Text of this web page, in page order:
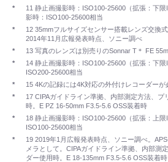
*
11 静止画撮影時：ISO100-25600（拡張：下
影時：ISO100-25600相当
*
12 35mmフルサイズセンサー搭載レンズ交換
2014年11月広報発表時点、ソニー調べ
*
13 写真のレンズは別売りのSonnar T＊ FE
*
14 静止画撮影時：ISO100-25600（拡張：下限
ISO200-25600相当
*
15 4Kの記録には4K対応の外付けレコーダーが
*
17 CIPAガイドライン準拠、内部測定方法、プ
時。E PZ 16-50mm F3.5-5.6 OSS装着時
*
18 静止画撮影時：ISO100-25600（拡張：上限
ISO100-25600相当
*
19 2019年1月広報発表時点、ソニー調べ。
メラとして。CIPAガイドライン準拠、内部測
ダー使用時。E 18-135mm F3.5-5.6 OSS装着時